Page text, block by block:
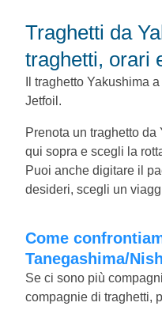
Traghetti da Yakushima a Tanegashima/Nishinoomote. Confronta
traghetti, orari
Il traghetto Yakushima
Jetfoil.
Prenota un traghetto
qui sopra e scegli la
Puoi anche digitare il
desideri, scegli un
Come confrontiamo traghetti, prezzi e orari per Yakushima a
Tanegashima/
Se ci sono più
compagnie di traghetti,